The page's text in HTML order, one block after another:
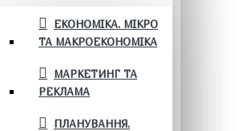
ЕКОНОМІКА. МІКРО
ТА МАКРОЕКОНОМІКА
МАРКЕТИНГ ТА
РЕКЛАМА
ПЛАНУВАННЯ.